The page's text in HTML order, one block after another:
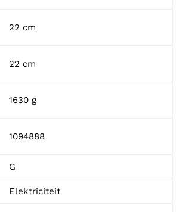
22 cm
22 cm
1630 g
1094888
G
Elektriciteit